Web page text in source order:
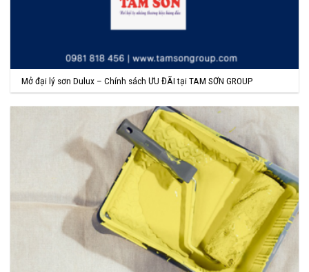
Mở đại lý sơn Dulux – Chính sách ƯU ĐÃI tại TAM SƠN GROUP